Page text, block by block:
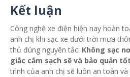
Kết luận
Công nghệ xe điện hiện nay hoàn
anh chị khi sạc xe dưới trời mưa
thủ đúng nguyên tắc: Không sạc
giắc cắm sạch sẽ và bảo quản
trình của anh chị sẽ luôn an toàn và